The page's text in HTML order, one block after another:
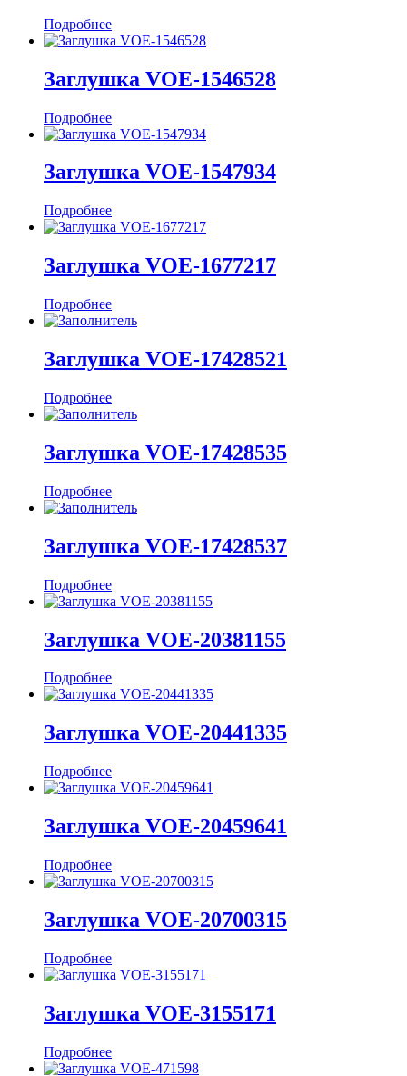
Подробнее
Заглушка VOE-1546528
Подробнее
Заглушка VOE-1547934
Подробнее
Заглушка VOE-1677217
Подробнее
Заглушка VOE-17428521
Подробнее
Заглушка VOE-17428535
Подробнее
Заглушка VOE-17428537
Подробнее
Заглушка VOE-20381155
Подробнее
Заглушка VOE-20441335
Подробнее
Заглушка VOE-20459641
Подробнее
Заглушка VOE-20700315
Подробнее
Заглушка VOE-3155171
Подробнее